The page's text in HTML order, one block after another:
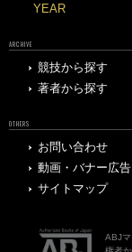
YEAR
ARCHIVE
競技から探す
著者から探す
OTHERS
お問い合わせ
動画・バナー広
サイトマップ
ABJ